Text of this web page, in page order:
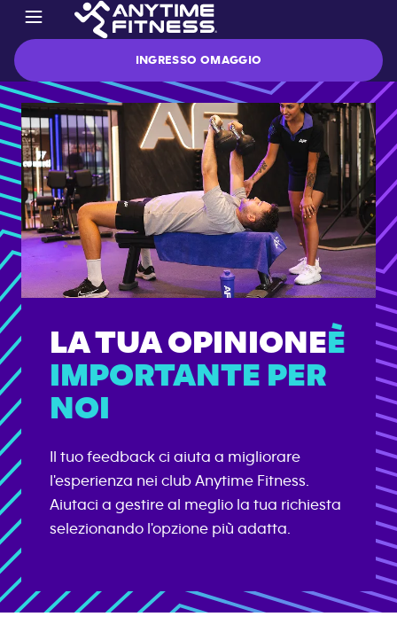
INGRESSO OMAGGIO
LA TUA OPINIONEÈ
IMPORTANTE PER
NOI
Il tuo feedback ci aiuta a migliorare
l'esperienza nei club Anytime Fitness.
Aiutaci a gestire al meglio la tua richiesta
selezionando l'opzione più adatta.